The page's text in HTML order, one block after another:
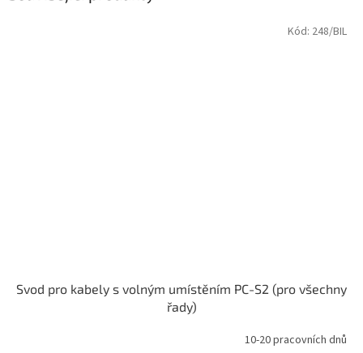
Svod pro kabely s volným umístěním PC-S2 (pro všechny
řady)
10-20 pracovních dnů
Kód: 248/BIL